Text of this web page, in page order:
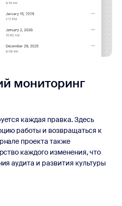
мониторинг
каждая правка. Здесь
работы и возвращаться к
проекта также
каждого изменения, что
аудита и развития культуры